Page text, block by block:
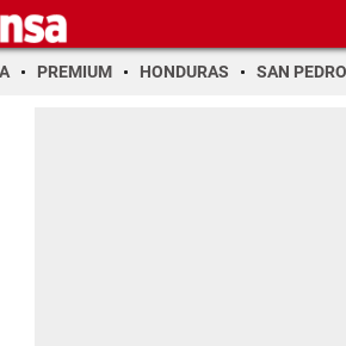
PREMIUM HONDURAS SAN PEDRO